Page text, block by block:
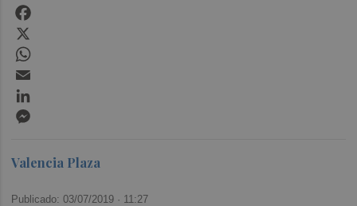
Valencia Plaza
Publicado: 03/07/2019 · 11:27